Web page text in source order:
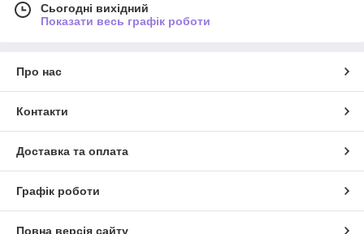
Сьогодні вихідний
Показати весь графік роботи
Про нас
Контакти
Доставка та оплата
Графік роботи
Повна версія сайту